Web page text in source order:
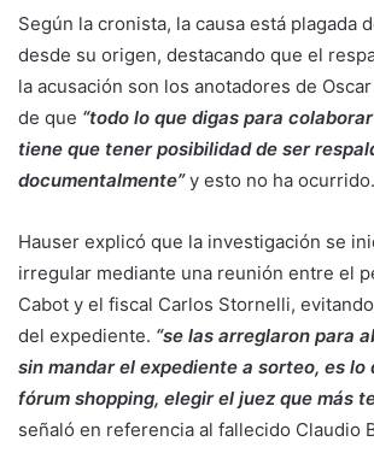
Según la cronista, la causa está plagada
desde su origen, destacando que el
la acusación son los anotadores de
de que “todo lo que digas para
tiene que tener posibilidad de ser
documentalmente”y esto no ha ocurrido.
Hauser explicó que la investigación se
irregular mediante una reunión entre el
Cabot y el fiscal Carlos Stornelli,
del expediente. “se las arreglaron para
sin mandar el expediente a sorteo, es lo
fórum shopping, elegir el juez que más
señaló en referencia al fallecido Claudio